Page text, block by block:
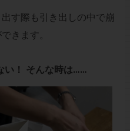
す際も引き出しの中で崩
きます。
い！ そんな時は……